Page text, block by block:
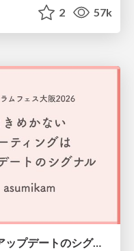
2 57k
ときめかないミーティングはアップデートのシグナル #scrumosaka